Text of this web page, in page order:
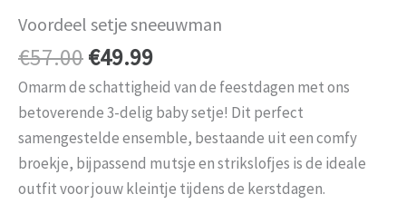
Voordeel setje sneeuwman
€57.00€49.99
Omarm de schattigheid van de feestdagen met ons
betoverende 3-delig baby setje! Dit perfect
samengestelde ensemble, bestaande uit een comfy
broekje, bijpassend mutsje en strikslofjes is de ideale
outfit voor jouw kleintje tijdens de kerstdagen.